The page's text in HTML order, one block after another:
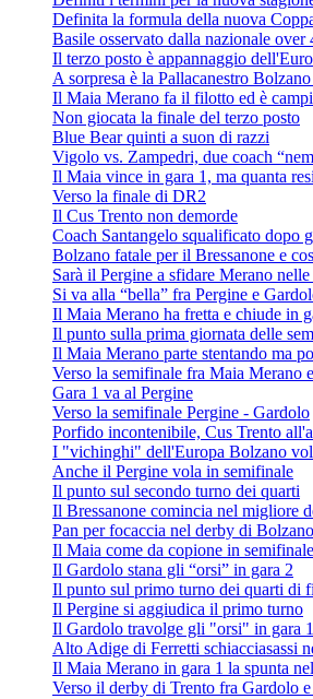
Definita la formula della nuova
Basile osservato dalla nazionale over
Il terzo posto è appannaggio
A sorpresa è la Pallacanestro
Il Maia Merano fa il filotto ed è
Non giocata la finale del terzo posto
Blue Bear quinti a suon di razzi
Vigolo vs. Zampedri, due coach
Il Maia vince in gara 1, ma quanta
Verso la finale di DR2
Il Cus Trento non demorde
Coach Santangelo squalificato dopo
Bolzano fatale per il Bressanone e
Sarà il Pergine a sfidare Merano
Si va alla “bella” fra Pergine e
Il Maia Merano ha fretta e chiude in
Il punto sulla prima giornata delle
Il Maia Merano parte stentando ma
Verso la semifinale fra Maia Merano
Gara 1 va al Pergine
Verso la semifinale Pergine - Gardolo
Porfido incontenibile, Cus Trento
I "vichinghi" dell'Europa Bolzano
Anche il Pergine vola in semifinale
Il punto sul secondo turno dei quarti
Il Bressanone comincia nel migliore
Pan per focaccia nel derby di Bolzano
Il Maia come da copione in semifinale
Il Gardolo stana gli “orsi” in gara 2
Il punto sul primo turno dei quarti di
Il Pergine si aggiudica il primo turno
Il Gardolo travolge gli "orsi" in gara 1
Alto Adige di Ferretti schiacciasassi
Il Maia Merano in gara 1 la spunta
Verso il derby di Trento fra Gardolo